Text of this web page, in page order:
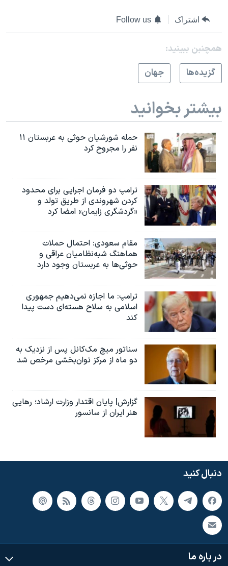
اشتراک Follow us
همچنبن ببینید:
گزيده‌ها
جهان
بیشتر بخوانید
حمله شورشیان حوثی به عربستان ۱۱
نفر را مجروح کرد
ترامپ دو فرمان اجرایی برای محدود
کردن شهروندی از طریق تولد و
«گردشگری زایمان» امضا کرد
مقام سعودی: احتمال حملات
هماهنگ شبه‌نظامیان عراقی و
حوثی‌ها به عربستان وجود دارد
ترامپ: ما اجازه نمی‌دهیم جمهوری
اسلامی به سلاح هسته‌ای دست پیدا
کند
سناتور میچ مک‌کانل پس از نزدیک به
دو ماه از مرکز توان‌بخشی مرخص شد
گزارش| پایان اقتدار وزارت ارشاد؛ رهایی
هنر ایران از سانسور
دنبال کنید
در باره ما